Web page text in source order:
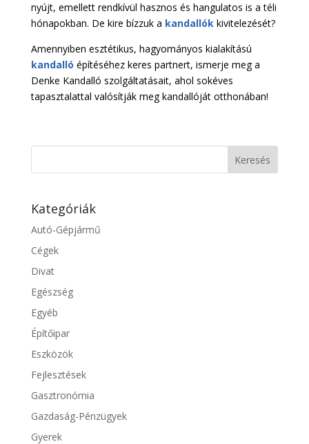
nyújt, emellett rendkívül hasznos és hangulatos is a téli
hónapokban. De kire bízzuk a kandallókkivitelezését?
Amennyiben esztétikus, hagyományos kialakítású
kandalló építéséhez keres partnert, ismerje meg a
Denke Kandalló szolgáltatásait, ahol sokéves
tapasztalattal valósítják meg kandallóját otthonában!
Kategóriák
Autó-Gépjármű
Cégek
Divat
Egészség
Egyéb
Építőipar
Eszközök
Fejlesztések
Gasztronómia
Gazdaság-Pénzügyek
Gyerek